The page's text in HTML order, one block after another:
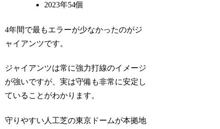
2023年54個
4年間で最もエラーが少なかったのがジ
ャイアンツです。
ジャイアンツは常に強力打線のイメージ
が強いですが、実は守備も非常に安定し
ていることがわかります。
守りやすい人工芝の東京ドームが本拠地